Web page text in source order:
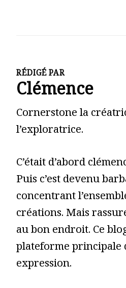
RÉDIGÉ PAR
Clémence
Cornerstone la
l’exploratrice.
C’était d’abord
Puis c’est devenu
concentrant
créations. Mais
au bon endroit. Ce
plateforme principale
expression.